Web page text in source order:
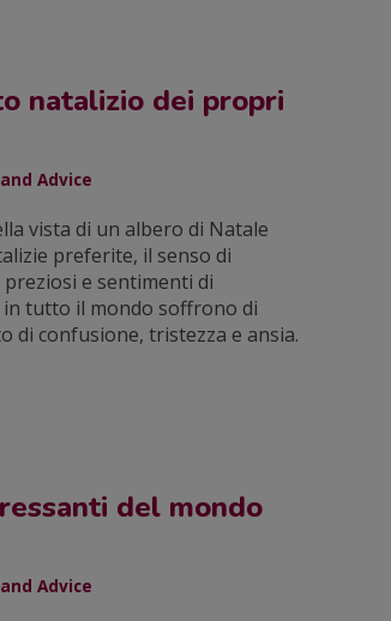
natalizio dei propri
Advice
vista di un albero di Natale
preferite, il senso di
e sentimenti di
tutto il mondo soffrono di
di confusione, tristezza e ansia.
del mondo
Advice